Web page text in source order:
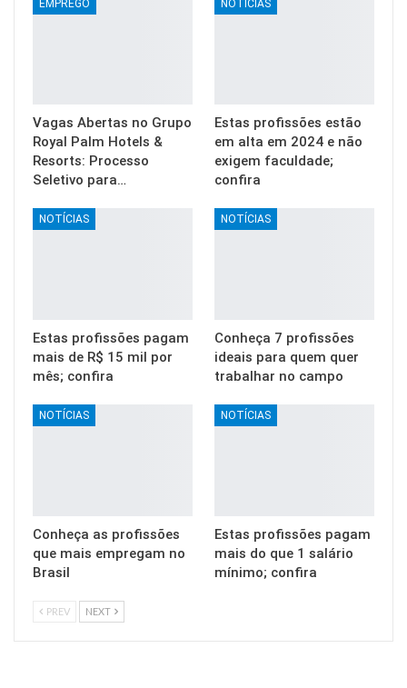
EMPREGO
Vagas Abertas no Grupo
Royal Palm Hotels &
Resorts: Processo
Seletivo para…
NOTÍCIAS
Estas profissões estão
em alta em 2024 e não
exigem faculdade;
confira
NOTÍCIAS
Estas profissões pagam
mais de R$ 15 mil por
mês; confira
NOTÍCIAS
Conheça 7 profissões
ideais para quem quer
trabalhar no campo
NOTÍCIAS
Conheça as profissões
que mais empregam no
Brasil
NOTÍCIAS
Estas profissões pagam
mais do que 1 salário
mínimo; confira
PREV NEXT